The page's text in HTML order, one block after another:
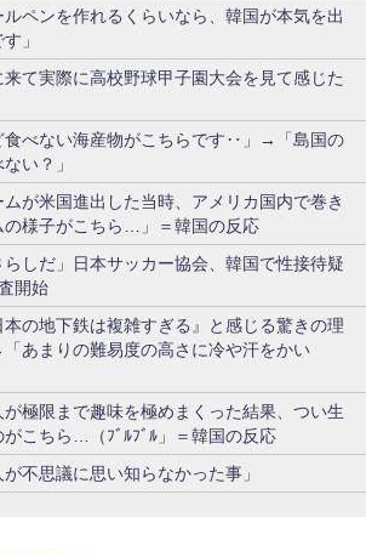
ペンを作れるくらいなら、韓国が本気を出
」
て実際に高校野球甲子園大会を見て感じた
食べない海産物がこちらです‥」→「島国の
い？」
が米国進出した当時、アメリカ国内で巻き
の様子がこちら…」＝韓国の反応
しだ」日本サッカー協会、韓国で性接待疑
開始
の地下鉄は複雑すぎる』と感じる驚きの理
あまりの難易度の高さに冷や汗をかい
極限まで趣味を極めまくった結果、つい生
こちら…（ﾌﾞﾙﾌﾞﾙ」＝韓国の反応
不思議に思い知らなかった事」